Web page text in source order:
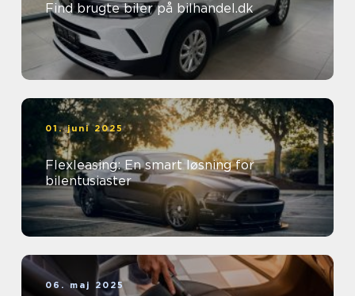
Find brugte biler på bilhandel.dk
01. juni 2025
Flexleasing: En smart løsning for
bilentusiaster
06. maj 2025